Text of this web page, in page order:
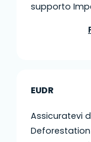
supporto
EUDR
Assicuratevi